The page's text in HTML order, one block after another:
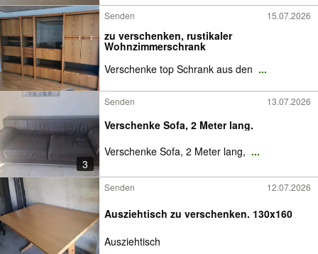
Senden 15.07.2026
zu verschenken, rustikaler
Wohnzimmerschrank
Verschenke top Schrank aus den ...
3
Senden 13.07.2026
Verschenke Sofa, 2 Meter lang.
Verschenke Sofa, 2 Meter lang, ...
Senden 12.07.2026
Ausziehtisch zu verschenken. 130x160
Ausziehtisch